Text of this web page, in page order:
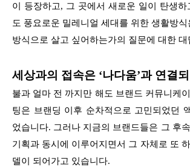
이 등장하고, 그 곳에서 새로운 일이 탄생
도 풍요로운 밀레니얼 세대를 위한 생활방식
방식으로 살고 싶어하는가의 질문에 대한
세상과의 접속은 ‘나다움’과 연결
불과 얼마 전 까지만 해도 브랜드 커뮤니케
팅은 브랜딩 이후 순차적으로 고민되었던
었습니다. 그러나 지금의 브랜드들은 그 후
기획과 동시에 이루어지면서 그 자체로 또
델이 되어가고 있습니다.